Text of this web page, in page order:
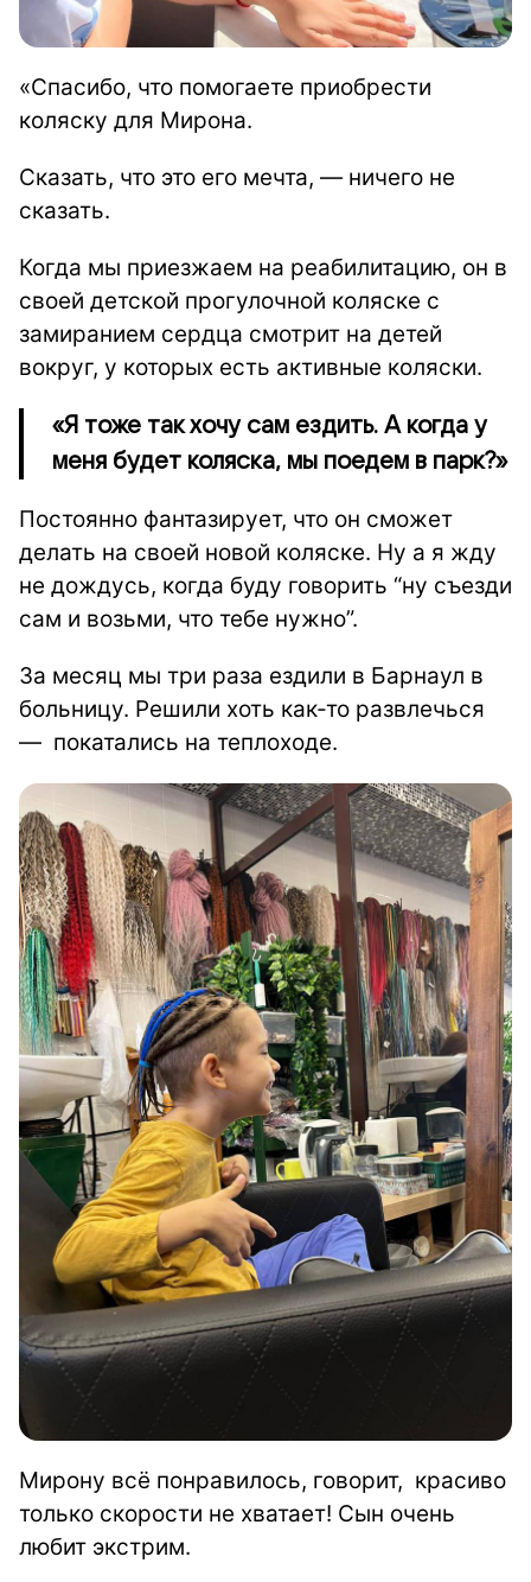
«Спасибо, что помогаете приобрести
коляску для Мирона.
Сказать, что это его мечта, — ничего не
сказать.
Когда мы приезжаем на реабилитацию, он в
своей детской прогулочной коляске с
замиранием сердца смотрит на детей
вокруг, у которых есть активные коляски.
«Я тоже так хочу сам ездить. А когда у
меня будет коляска, мы поедем в парк?»
Постоянно фантазирует, что он сможет
делать на своей новой коляске. Ну а я жду
не дождусь, когда буду говорить “ну съезди
сам и возьми, что тебе нужно”.
За месяц мы три раза ездили в Барнаул в
больницу. Решили хоть как-то развлечься
— покатались на теплоходе.
Мирону всё понравилось, говорит, красиво
только скорости не хватает! Сын очень
любит экстрим.